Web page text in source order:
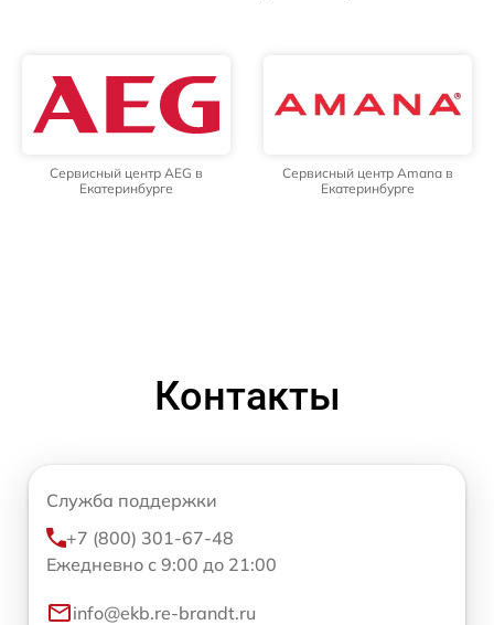
Сервисный центр AEG в
Екатеринбурге
Сервисный центр Amana в
Екатеринбурге
Контакты
Служба поддержки
+7 (800) 301-67-48
Ежедневно с 9:00 до 21:00
info@ekb.re-brandt.ru